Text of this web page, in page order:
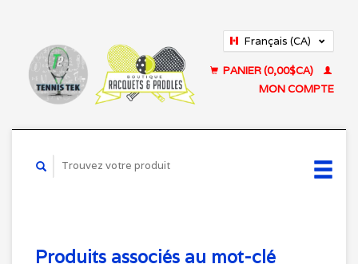
Français (CA)
PANIER (0,00$CA)
MON COMPTE
Produits associés au mot-clé